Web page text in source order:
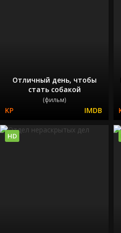
Отличный день, чтобы
стать собакой
(фильм)
HD